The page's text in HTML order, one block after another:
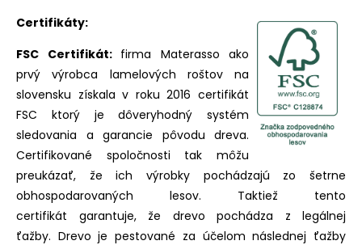
Certifikáty:
FSC Certifikát: firma Materasso ako
prvý výrobca lamelových roštov na
slovensku získala v roku 2016 certifikát
FSC ktorý je dôveryhodný systém
sledovania a garancie pôvodu dreva.
Certifikované spoločnosti tak môžu
preukázať, že ich výrobky pochádzajú zo šetrne
obhospodarovaných lesov. Taktiež tento
certifikát garantuje, že drevo pochádza z legálnej
ťažby. Drevo je pestované za účelom následnej ťažby